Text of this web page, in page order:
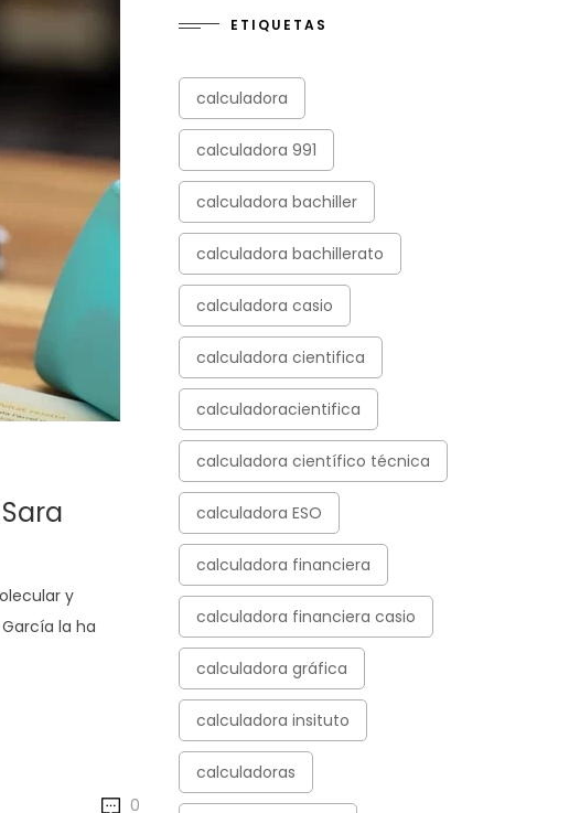
y
García la ha
de la nueva Women in Science»
0
ETIQUETAS
calculadora
calculadora 991
calculadora bachiller
calculadora bachillerato
calculadora casio
calculadora cientifica
calculadoracientifica
calculadora científico técnica
calculadora ESO
calculadora financiera
calculadora financiera casio
calculadora gráfica
calculadora insituto
calculadoras